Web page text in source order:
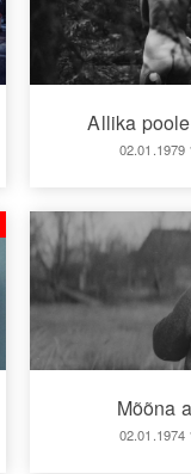
Allika
02.01.1979
Mõõna
02.01.1974